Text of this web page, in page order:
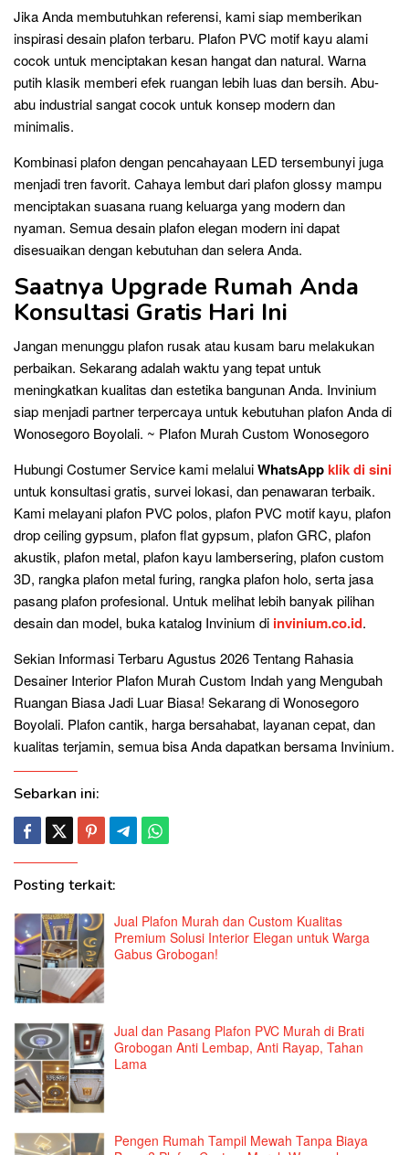
Jika Anda membutuhkan referensi, kami siap memberikan
inspirasi desain plafon terbaru. Plafon PVC motif kayu alami
cocok untuk menciptakan kesan hangat dan natural. Warna
putih klasik memberi efek ruangan lebih luas dan bersih. Abu-
abu industrial sangat cocok untuk konsep modern dan
minimalis.
Kombinasi plafon dengan pencahayaan LED tersembunyi juga
menjadi tren favorit. Cahaya lembut dari plafon glossy mampu
menciptakan suasana ruang keluarga yang modern dan
nyaman. Semua desain plafon elegan modern ini dapat
disesuaikan dengan kebutuhan dan selera Anda.
Saatnya Upgrade Rumah Anda
Konsultasi Gratis Hari Ini
Jangan menunggu plafon rusak atau kusam baru melakukan
perbaikan. Sekarang adalah waktu yang tepat untuk
meningkatkan kualitas dan estetika bangunan Anda. Invinium
siap menjadi partner terpercaya untuk kebutuhan plafon Anda di
Wonosegoro Boyolali. ~ Plafon Murah Custom Wonosegoro
Hubungi Costumer Service kami melaluiWhatsAppklik di sini
untuk konsultasi gratis, survei lokasi, dan penawaran terbaik.
Kami melayani plafon PVC polos, plafon PVC motif kayu, plafon
drop ceiling gypsum, plafon flat gypsum, plafon GRC, plafon
akustik, plafon metal, plafon kayu lambersering, plafon custom
3D, rangka plafon metal furing, rangka plafon holo, serta jasa
pasang plafon profesional. Untuk melihat lebih banyak pilihan
desain dan model, buka katalog Invinium di invinium.co.id.
Sekian Informasi Terbaru Agustus 2026 Tentang Rahasia
Desainer Interior Plafon Murah Custom Indah yang Mengubah
Ruangan Biasa Jadi Luar Biasa! Sekarang di Wonosegoro
Boyolali. Plafon cantik, harga bersahabat, layanan cepat, dan
kualitas terjamin, semua bisa Anda dapatkan bersama Invinium.
Sebarkan ini:
Posting terkait:
Jual Plafon Murah dan Custom Kualitas
Premium Solusi Interior Elegan untuk Warga
Gabus Grobogan!
Jual dan Pasang Plafon PVC Murah di Brati
Grobogan Anti Lembap, Anti Rayap, Tahan
Lama
Pengen Rumah Tampil Mewah Tanpa Biaya